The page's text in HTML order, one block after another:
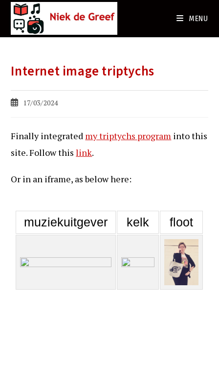
MENU
Internet image triptychs
Bericht17/03/2024
Finally integrated my triptychs program into this
site. Follow thislink.
Or in an iframe, as below here: